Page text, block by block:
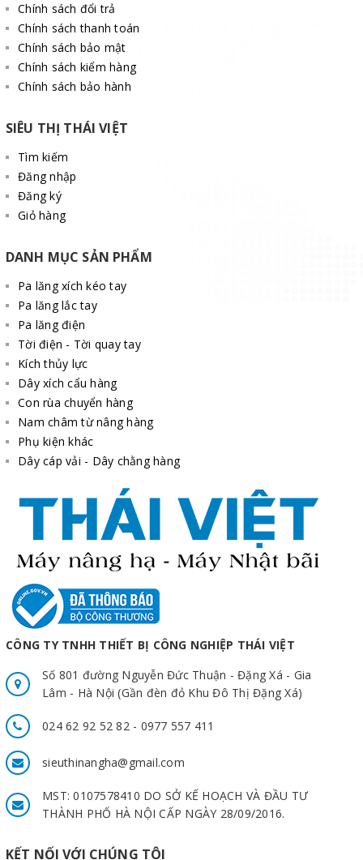
Chính sách đổi trả
Chính sách thanh toán
Chính sách bảo mật
Chính sách kiểm hàng
Chính sách bảo hành
SIÊU THỊ THÁI VIỆT
Tìm kiếm
Đăng nhập
Đăng ký
Giỏ hàng
DANH MỤC SẢN PHẨM
Pa lăng xích kéo tay
Pa lăng lắc tay
Pa lăng điện
Tời điện - Tời quay tay
Kích thủy lực
Dây xích cẩu hàng
Con rùa chuyển hàng
Nam châm từ nâng hàng
Phụ kiện khác
Dây cáp vải - Dây chằng hàng
CÔNG TY TNHH THIẾT BỊ CÔNG NGHIỆP THÁI VIỆT
Số 801 đường Nguyễn Đức Thuận - Đặng Xá - Gia
Lâm - Hà Nội (Gần đèn đỏ Khu Đô Thị Đặng Xá)
024 62 92 52 82 - 0977 557 411
sieuthinangha@gmail.com
MST: 0107578410 DO SỞ KẾ HOẠCH VÀ ĐẦU TƯ
THÀNH PHỐ HÀ NỘI CẤP NGÀY 28/09/2016.
KẾT NỐI VỚI CHÚNG TÔI